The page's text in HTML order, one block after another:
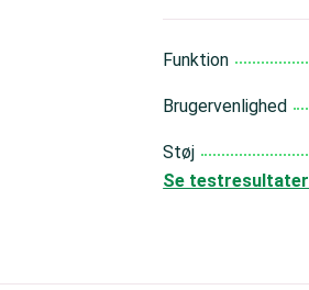
Funktion
Brugervenlighed
Støj
Se testresultater